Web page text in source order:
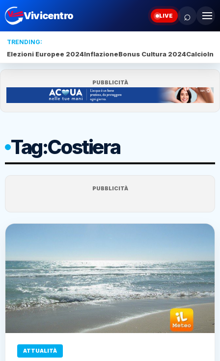
Vivicentro LIVE ⌕
TRENDING:
Elezioni Europee 2024InflazioneBonus Cultura 2024Calcio
PUBBLICITÀ
Tag:Costiera
PUBBLICITÀ
ATTUALITÀ